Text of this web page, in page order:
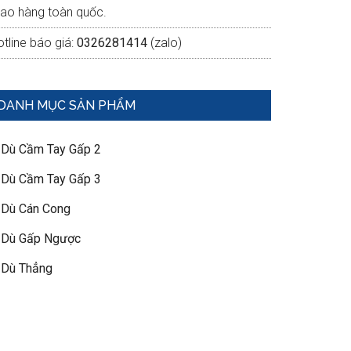
hàng toàn quốc.
báo giá: 0326281414 (zalo)
MỤC SẢN PHẨM
Cầm Tay Gấp 2
Cầm Tay Gấp 3
Cán Cong
Gấp Ngược
Thẳng